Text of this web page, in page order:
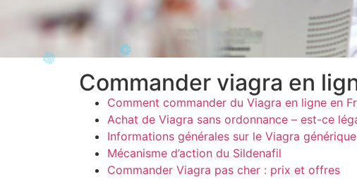
Commander viagra en
Comment commander du Viagra en ligne en
Achat de Viagra sans ordonnance – est-ce
Informations générales sur le Viagra
Mécanisme d’action du Sildenafil
Commander Viagra pas cher : prix et offres